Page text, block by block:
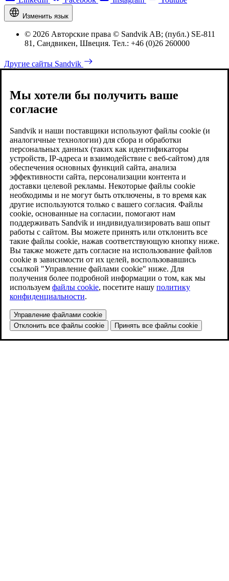
Изменить язык
© 2026 Авторские права © Sandvik AB; (публ.) SE-811
81, Сандвикен, Швеция. Тел.: +46 (0)26 260000
Другие сайты Sandvik
Мы хотели бы получить ваше
согласие
Sandvik и наши поставщики используют файлы cookie (и
аналогичные технологии) для сбора и обработки
персональных данных (таких как идентификаторы
устройств, IP-адреса и взаимодействие с веб-сайтом) для
обеспечения основных функций сайта, анализа
эффективности сайта, персонализации контента и
доставки целевой рекламы. Некоторые файлы cookie
необходимы и не могут быть отключены, в то время как
другие используются только с вашего согласия. Файлы
cookie, основанные на согласии, помогают нам
поддерживать Sandvik и индивидуализировать ваш опыт
работы с сайтом. Вы можете принять или отклонить все
такие файлы cookie, нажав соответствующую кнопку ниже.
Вы также можете дать согласие на использование файлов
cookie в зависимости от их целей, воспользовавшись
ссылкой "Управление файлами cookie" ниже. Для
получения более подробной информации о том, как мы
используем файлы cookie, посетите нашу политику
конфиденциальности.
Управление файлами cookie
Отклонить все файлы cookie
Принять все файлы cookie